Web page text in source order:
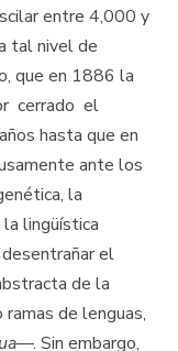
entre 4,000 y
tal nivel de
que en 1886 la
cerrado el
hasta que en
ante los
la
lingüística
el
de la
de lenguas,
—. Sin embargo,